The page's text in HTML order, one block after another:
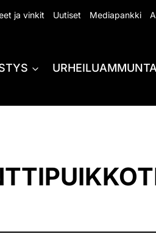
ja vinkit Uutiset Mediapankki
URHEILUAMMUNTA